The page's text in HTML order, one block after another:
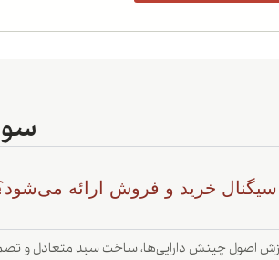
سیگنال خرید و فروش ارائه
اصول چینش دارایی‌ها، ساخت سبد متعادل و